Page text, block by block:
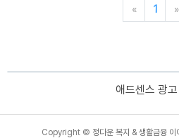
니다. ◈목차◈ 1.
소득 및 재산 조
따라 평가하는 조
« 1 »
애드센스 광
Copyright © 정다운 복지 & 생활금융
TistoryWhaleSkin3.4